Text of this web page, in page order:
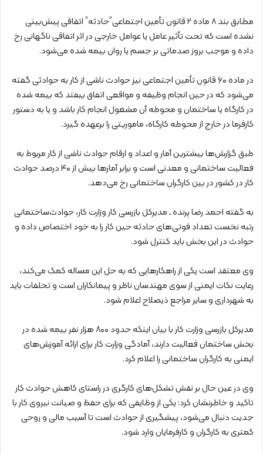
مطابق بند ۸ ماده ۲ قانون تأمین اجتماعی”حادثه” اتفاقی پیش‌بینی
نشده است که تحت تأثیر عامل یا عوامل خارجی در اثر اتفاقی ناگهانی رخ
داده و موجب بروز صدماتی بر جسم یا روان بیمه شده می‌شود.
در ماده ۶۰ قانون تأمین اجتماعی نیز حوادث ناشی از کار به حوادثی گفته
می‌شود که در حین انجام وظیفه و مواقعی اتفاق بیفتد که بیمه شده
در کارگاه یا ساختمان و محوطه آن مشغول انجام کار باشد و یا به دستور
کارفرما در خارج از محوطه کارگاه، ماموریتی را برعهده گیرد.
طبق گزارش‌ها بیشترین آمار و اعداد و ارقام حوادث ناشی از کار مربوط به
فعالیت ساختمانی و معدنی است و برابر آمارها بیش از ۴۰ درصد حوادث
کار در کشور در بین کارگران ساختمانی رخ می‌دهد.
به گفته احمد رضا پرنده ـ مدیرکل بازرسی کار وزارت کار، حوادث‌ساختمانی
رتبه نخست تعداد فوتی‌های حادثه حین کار را به خود اختصاص داده و
حوادث در این بخش باید کنترل شود.
وی معتقد است یکی از راهکارهایی که به حل این مساله کمک می‌کند،
رعایت نکات ایمنی از سوی مهندسان ناظر و پیمانکاران است و تخلفات باید
به شهرداری و سایر مراجع ذیصلاح اعلام شود.
مدیرکل بازرسی وزارت کار با بیان اینکه حدود ۸۰۰ هزار نفر بیمه شده در
بخش ساختمان فعالیت دارند،‌ آمادگی وزارت کار برای ارائه آموزش‌های
ایمنی به کارگران ساختمانی را اعلام کرد.
وی در عین حال بر نقش تشکل‌های کارگری در راستای کاهش حوادث کار
تاکید و خاطرنشان کرد: یکی از وظایفی که برای حفظ و صیانت نیروی کار با
جدیت دنبال می‌شود، پیشگیری از حوادث است تا آسیب مالی و روحی
کمتری به کارگران و کارفرمایان وارد شود.